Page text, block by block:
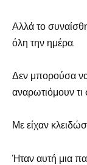
Αλλά το
όλη την ημέρα.
Δεν μπορούσα
αναρωτιόμουν τι
Με είχαν
Ήταν αυτή μια